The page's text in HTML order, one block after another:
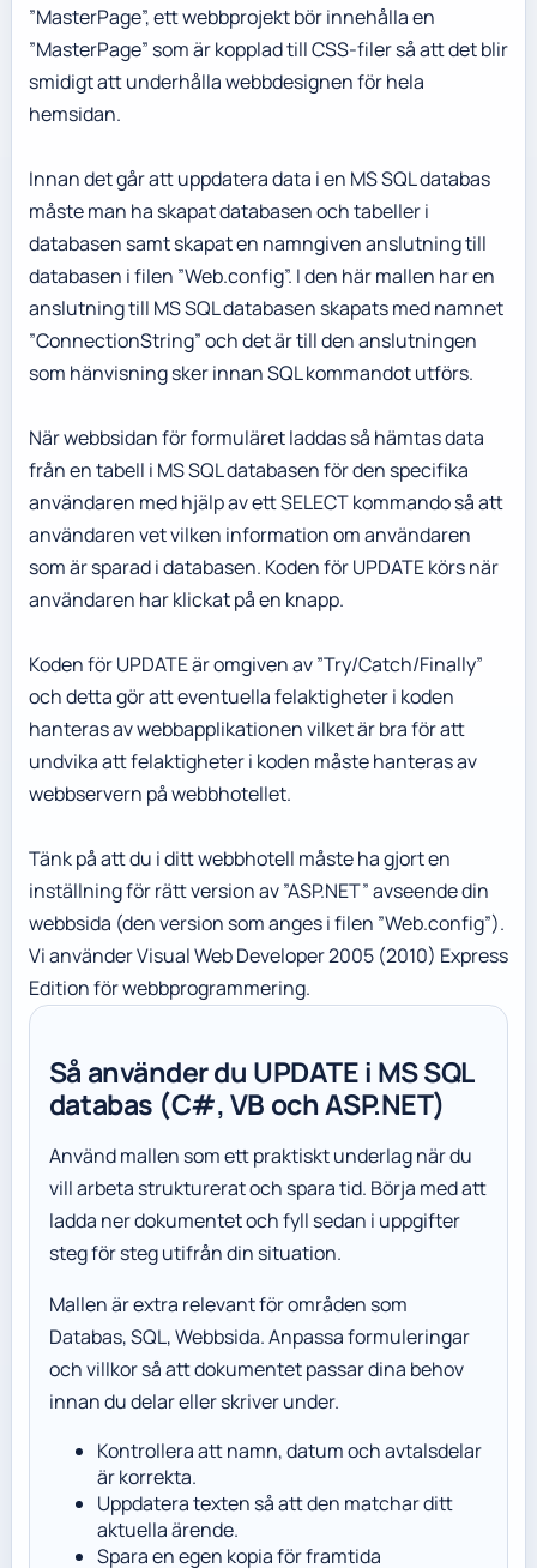
”MasterPage”, ett webbprojekt bör innehålla en
”MasterPage” som är kopplad till CSS-filer så att det blir
smidigt att underhålla webbdesignen för hela
hemsidan.
Innan det går att uppdatera data i en MS SQL databas
måste man ha skapat databasen och tabeller i
databasen samt skapat en namngiven anslutning till
databasen i filen ”Web.config”. I den här mallen har en
anslutning till MS SQL databasen skapats med namnet
”ConnectionString” och det är till den anslutningen
som hänvisning sker innan SQL kommandot utförs.
När webbsidan för formuläret laddas så hämtas data
från en tabell i MS SQL databasen för den specifika
användaren med hjälp av ett SELECT kommando så att
användaren vet vilken information om användaren
som är sparad i databasen. Koden för UPDATE körs när
användaren har klickat på en knapp.
Koden för UPDATE är omgiven av ”Try/Catch/Finally”
och detta gör att eventuella felaktigheter i koden
hanteras av webbapplikationen vilket är bra för att
undvika att felaktigheter i koden måste hanteras av
webbservern på webbhotellet.
Tänk på att du i ditt webbhotell måste ha gjort en
inställning för rätt version av ”ASP.NET” avseende din
webbsida (den version som anges i filen ”Web.config”).
Vi använder Visual Web Developer 2005 (2010) Express
Edition för webbprogrammering.
Så använder du UPDATE i MS SQL
databas (C#, VB och ASP.NET)
Använd mallen som ett praktiskt underlag när du
vill arbeta strukturerat och spara tid. Börja med att
ladda ner dokumentet och fyll sedan i uppgifter
steg för steg utifrån din situation.
Mallen är extra relevant för områden som
Databas, SQL, Webbsida. Anpassa formuleringar
och villkor så att dokumentet passar dina behov
innan du delar eller skriver under.
Kontrollera att namn, datum och avtalsdelar
är korrekta.
Uppdatera texten så att den matchar ditt
aktuella ärende.
Spara en egen kopia för framtida